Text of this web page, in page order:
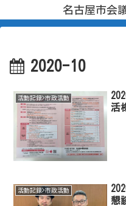
名古屋市会
2020-10
活動記録>市政活動
活
活動記録>市政活動
懇